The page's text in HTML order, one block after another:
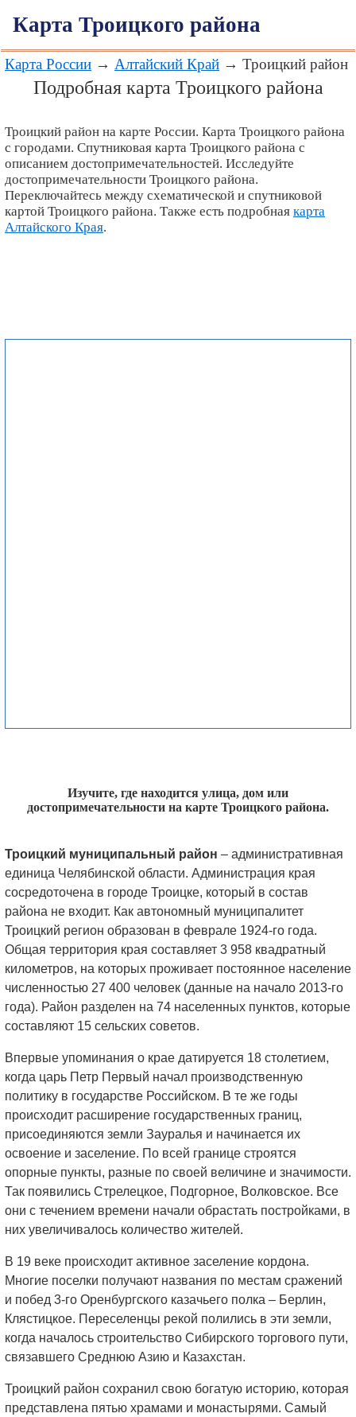
Карта Троицкого района
Карта России → Алтайский Край → Троицкий район
Подробная карта Троицкого района
Троицкий район на карте России. Карта Троицкого района
с городами. Спутниковая карта Троицкого района с
описанием достопримечательностей. Исследуйте
достопримечательности Троицкого района.
Переключайтесь между схематической и спутниковой
картой Троицкого района. Также есть подробная карта
Алтайского Края.
Изучите, где находится улица, дом или
достопримечательности на карте Троицкого района.
Троицкий муниципальный район – административная
единица Челябинской области. Администрация края
сосредоточена в городе Троицке, который в состав
района не входит. Как автономный муниципалитет
Троицкий регион образован в феврале 1924-го года.
Общая территория края составляет 3 958 квадратный
километров, на которых проживает постоянное население
численностью 27 400 человек (данные на начало 2013-го
года). Район разделен на 74 населенных пунктов, которые
составляют 15 сельских советов.
Впервые упоминания о крае датируется 18 столетием,
когда царь Петр Первый начал производственную
политику в государстве Российском. В те же годы
происходит расширение государственных границ,
присоединяются земли Зауралья и начинается их
освоение и заселение. По всей границе строятся
опорные пункты, разные по своей величине и значимости.
Так появились Стрелецкое, Подгорное, Волковское. Все
они с течением времени начали обрастать постройками, в
них увеличивалось количество жителей.
В 19 веке происходит активное заселение кордона.
Многие поселки получают названия по местам сражений
и побед 3-го Оренбургского казачьего полка – Берлин,
Клястицкое. Переселенцы рекой полились в эти земли,
когда началось строительство Сибирского торгового пути,
связавшего Среднюю Азию и Казахстан.
Троицкий район сохранил свою богатую историю, которая
представлена пятью храмами и монастырями. Самый